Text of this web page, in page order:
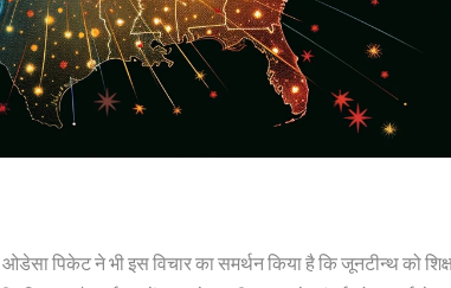
पिकेट ने भी इस विचार का समर्थन किया है कि जूनटीन्थ को